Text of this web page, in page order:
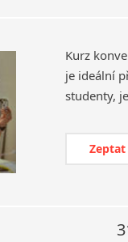
Kurz
je ideální
Zeptat